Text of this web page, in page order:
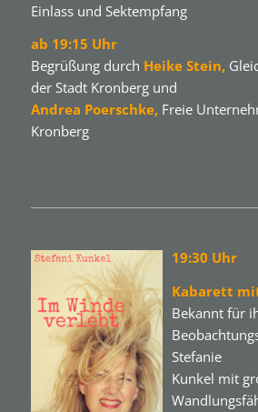
Einlass und Sektempfang
ab 19:15 Uhr
Begrüßung durch Heike Stein,
der Stadt Kronberg und
Andrea Poerschke,Freie
Kronberg
19:30 Uhr
Kabarett
Bekannt für
Stefanie
Kunkel mit